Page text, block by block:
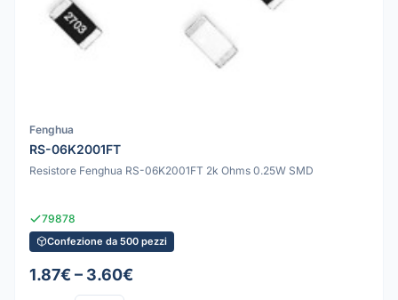
Fenghua
RS-06K2001FT
Resistore Fenghua RS-06K2001FT 2k Ohms 0.25W SMD
79878
Confezione da 500 pezzi
1.87€ – 3.60€